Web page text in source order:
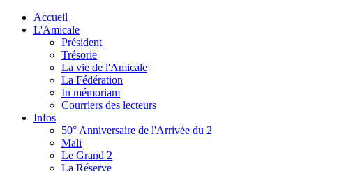
Accueil
L'Amicale
Président
Trésorie
La vie de l'Amicale
La Fédération
In mémoriam
Courriers des lecteurs
Infos
50° Anniversaire de l'Arrivée du 2
Mali
Le Grand 2
La Réserve